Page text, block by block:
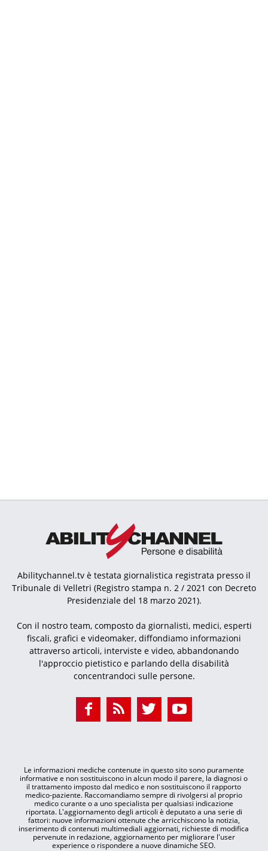
Abilitychannel.tv è testata giornalistica registrata presso il
Tribunale di Velletri (Registro stampa n. 2 / 2021 con Decreto
Presidenziale del 18 marzo 2021).
Con il nostro team, composto da giornalisti, medici, esperti
fiscali, grafici e videomaker, diffondiamo informazioni
attraverso articoli, interviste e video, abbandonando
l'approccio pietistico e parlando della disabilità
concentrandoci sulle persone.
Le informazioni mediche contenute in questo sito sono puramente
informative e non sostituiscono in alcun modo il parere, la diagnosi o
il trattamento imposto dal medico e non sostituiscono il rapporto
medico-paziente. Raccomandiamo sempre di rivolgersi al proprio
medico curante o a uno specialista per qualsiasi indicazione
riportata. L'aggiornamento degli articoli è deputato a una serie di
fattori: nuove informazioni ottenute che arricchiscono la notizia,
inserimento di contenuti multimediali aggiornati, richieste di modifica
pervenute in redazione, aggiornamento per migliorare l'user
experience o rispondere a nuove dinamiche SEO.